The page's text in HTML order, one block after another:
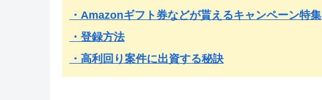
・Amazonギフト券などが貰えるキャンペーン特集
・登録方法
・高利回り案件に出資する秘訣